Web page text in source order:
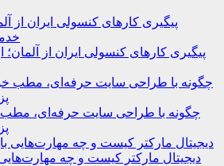
پیگیری کارهای کنسولی ایران از
چگونه با طراحی سایت حرفه‌ای، مطب
دیجیتال مارکتر کیست و چه مهارت‌هایی